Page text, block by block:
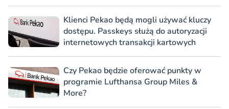
Klienci Pekao będą mogli używać kluczy
dostępu. Passkeys służą do autoryzacji
internetowych transakcji kartowych
Czy Pekao będzie oferować punkty w
programie Lufthansa Group Miles &
More?